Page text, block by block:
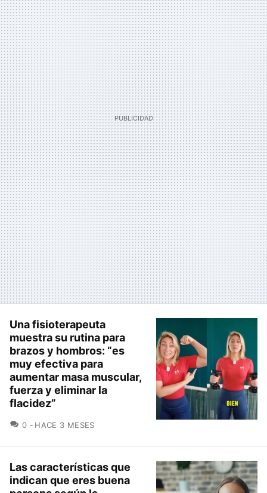
Una fisioterapeuta
muestra su rutina para
brazos y hombros: “es
muy efectiva para
aumentar masa muscular,
fuerza y eliminar la
flacidez”
0 COMENTARIOS
HACE 3 MESES
Las características que
indican que eres buena